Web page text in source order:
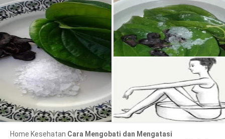
Home Kesehatan Cara Mengobati dan Mengatasi